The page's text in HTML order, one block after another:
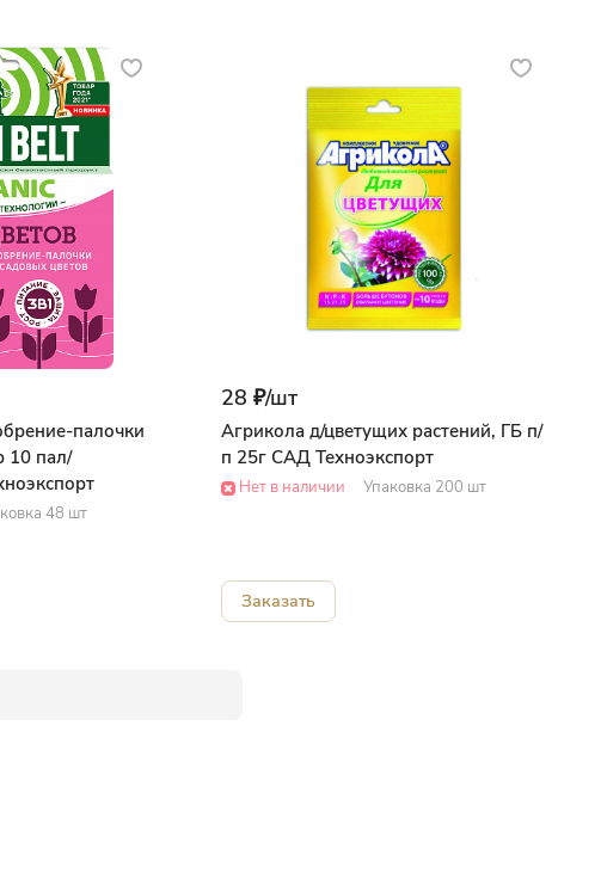
палочки
10 пал/
48 шт
28 ₽/шт
Агрикола д/цветущих растений, ГБ п/
п 25г САД Техноэкспорт
Нет в наличии Упаковка 200 шт
Заказать